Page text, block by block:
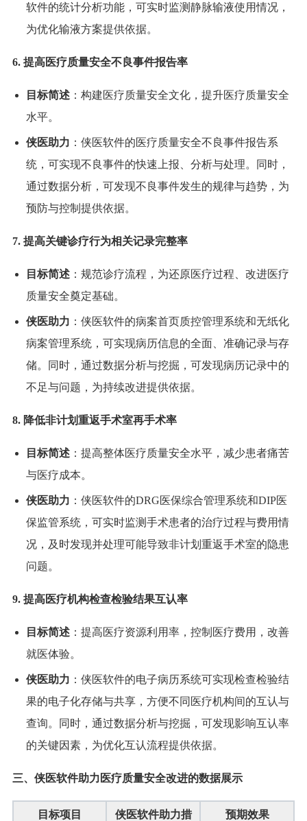
软件的统计分析功能，可实时监测静脉输液使用情况，
为优化输液方案提供依据。
6. 提高医疗质量安全不良事件报告率
目标简述 ：构建医疗质量安全文化，提升医疗质量安全
水平。
侠医助力 ：侠医软件的医疗质量安全不良事件报告系
统，可实现不良事件的快速上报、分析与处理。同时，
通过数据分析，可发现不良事件发生的规律与趋势，为
预防与控制提供依据。
7. 提高关键诊疗行为相关记录完整率
目标简述 ：规范诊疗流程，为还原医疗过程、改进医疗
质量安全奠定基础。
侠医助力 ：侠医软件的病案首页质控管理系统和无纸化
病案管理系统，可实现病历信息的全面、准确记录与存
储。同时，通过数据分析与挖掘，可发现病历记录中的
不足与问题，为持续改进提供依据。
8. 降低非计划重返手术室再手术率
目标简述 ：提高整体医疗质量安全水平，减少患者痛苦
与医疗成本。
侠医助力 ：侠医软件的DRG医保综合管理系统和DIP医
保监管系统，可实时监测手术患者的治疗过程与费用情
况，及时发现并处理可能导致非计划重返手术室的隐患
问题。
9. 提高医疗机构检查检验结果互认率
目标简述 ：提高医疗资源利用率，控制医疗费用，改善
就医体验。
侠医助力 ：侠医软件的电子病历系统可实现检查检验结
果的电子化存储与共享，方便不同医疗机构间的互认与
查询。同时，通过数据分析与挖掘，可发现影响互认率
的关键因素，为优化互认流程提供依据。
三、侠医软件助力医疗质量安全改进的数据展示
目标项目
侠医软件助力措
预期效果